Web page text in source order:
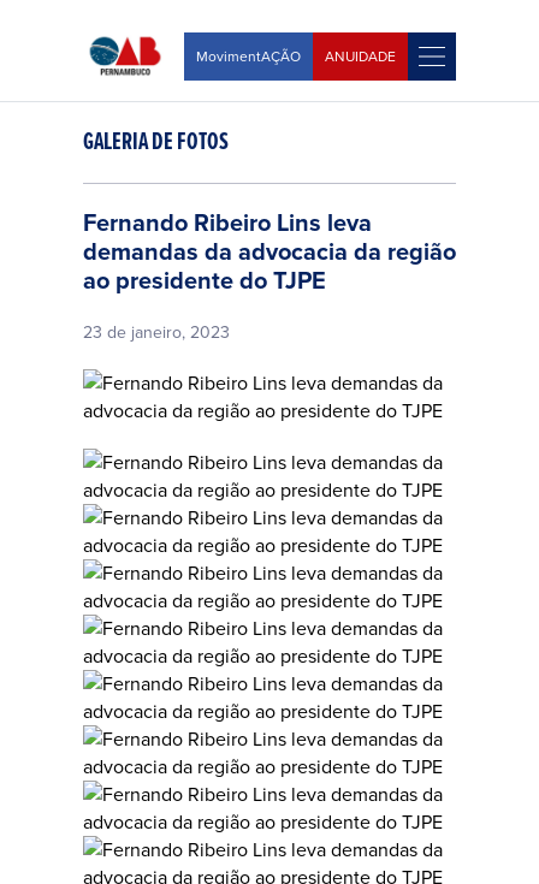
MovimentAÇÃO ANUIDADE
GALERIA DE FOTOS
Fernando Ribeiro Lins leva
demandas da advocacia da região
ao presidente do TJPE
23 de janeiro, 2023